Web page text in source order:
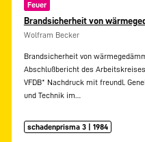
Feuer
Brandsicherheit von
Wolfram Becker
Brandsicherheit von
Abschlußbericht des
VFDB* Nachdruck mit freundl.
und Technik im…
schadenprisma 3 | 1984